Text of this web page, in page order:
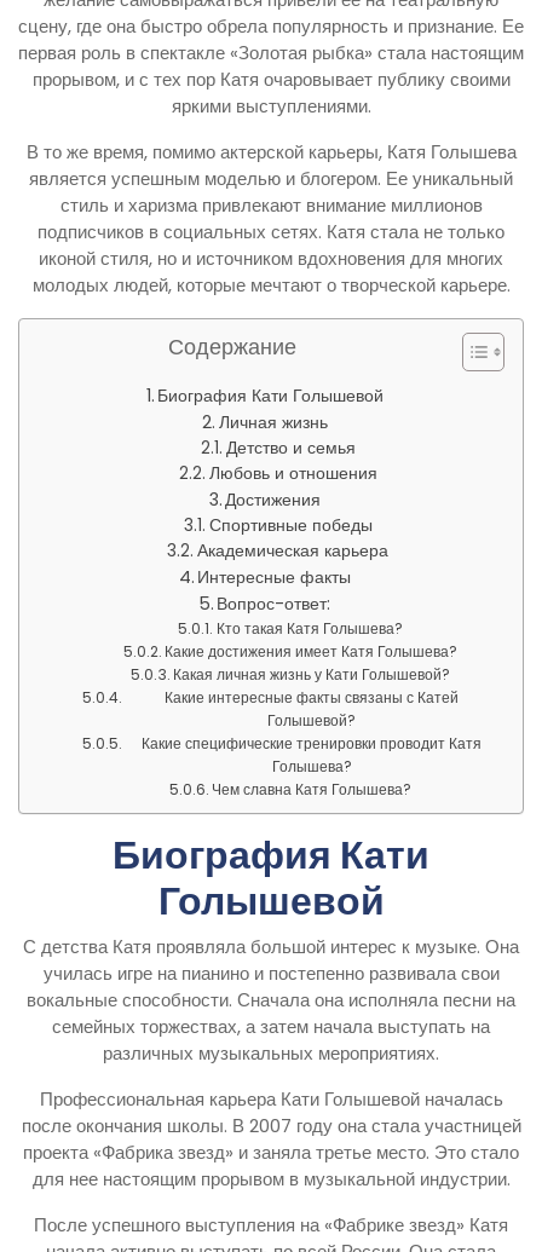
сцену, где она быстро обрела популярность и признание. Ее
первая роль в спектакле «Золотая рыбка» стала настоящим
прорывом, и с тех пор Катя очаровывает публику своими
яркими выступлениями.
В то же время, помимо актерской карьеры, Катя Голышева
является успешным моделью и блогером. Ее уникальный
стиль и харизма привлекают внимание миллионов
подписчиков в социальных сетях. Катя стала не только
иконой стиля, но и источником вдохновения для многих
молодых людей, которые мечтают о творческой карьере.
Содержание
Биография Кати Голышевой
Личная жизнь
Детство и семья
Любовь и отношения
Достижения
Спортивные победы
Академическая карьера
Интересные факты
Вопрос-ответ:
Кто такая Катя Голышева?
Какие достижения имеет Катя Голышева?
Какая личная жизнь у Кати Голышевой?
Какие интересные факты связаны с Катей
Голышевой?
Какие специфические тренировки проводит Катя
Голышева?
Чем славна Катя Голышева?
Биография Кати
Голышевой
С детства Катя проявляла большой интерес к музыке. Она
училась игре на пианино и постепенно развивала свои
вокальные способности. Сначала она исполняла песни на
семейных торжествах, а затем начала выступать на
различных музыкальных мероприятиях.
Профессиональная карьера Кати Голышевой началась
после окончания школы. В 2007 году она стала участницей
проекта «Фабрика звезд» и заняла третье место. Это стало
для нее настоящим прорывом в музыкальной индустрии.
После успешного выступления на «Фабрике звезд» Катя